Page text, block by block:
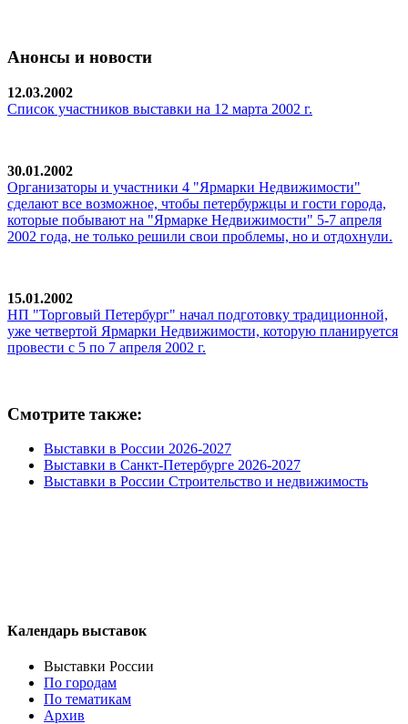
Анонсы и новости
12.03.2002
Список участников выставки на 12 марта 2002 г.
30.01.2002
Организаторы и участники 4 "Ярмарки Недвижимости"
сделают все возможное, чтобы петербуржцы и гости города,
которые побывают на "Ярмарке Недвижимости" 5-7 апреля
2002 года, не только решили свои проблемы, но и отдохнули.
15.01.2002
НП "Торговый Петербург" начал подготовку традиционной,
уже четвертой Ярмарки Недвижимости, которую планируется
провести с 5 по 7 апреля 2002 г.
Смотрите также:
Выставки в России 2026-2027
Выставки в Санкт-Петербурге 2026-2027
Выставки в России Строительство и недвижимость
Календарь выставок
Выставки России
По городам
По тематикам
Архив